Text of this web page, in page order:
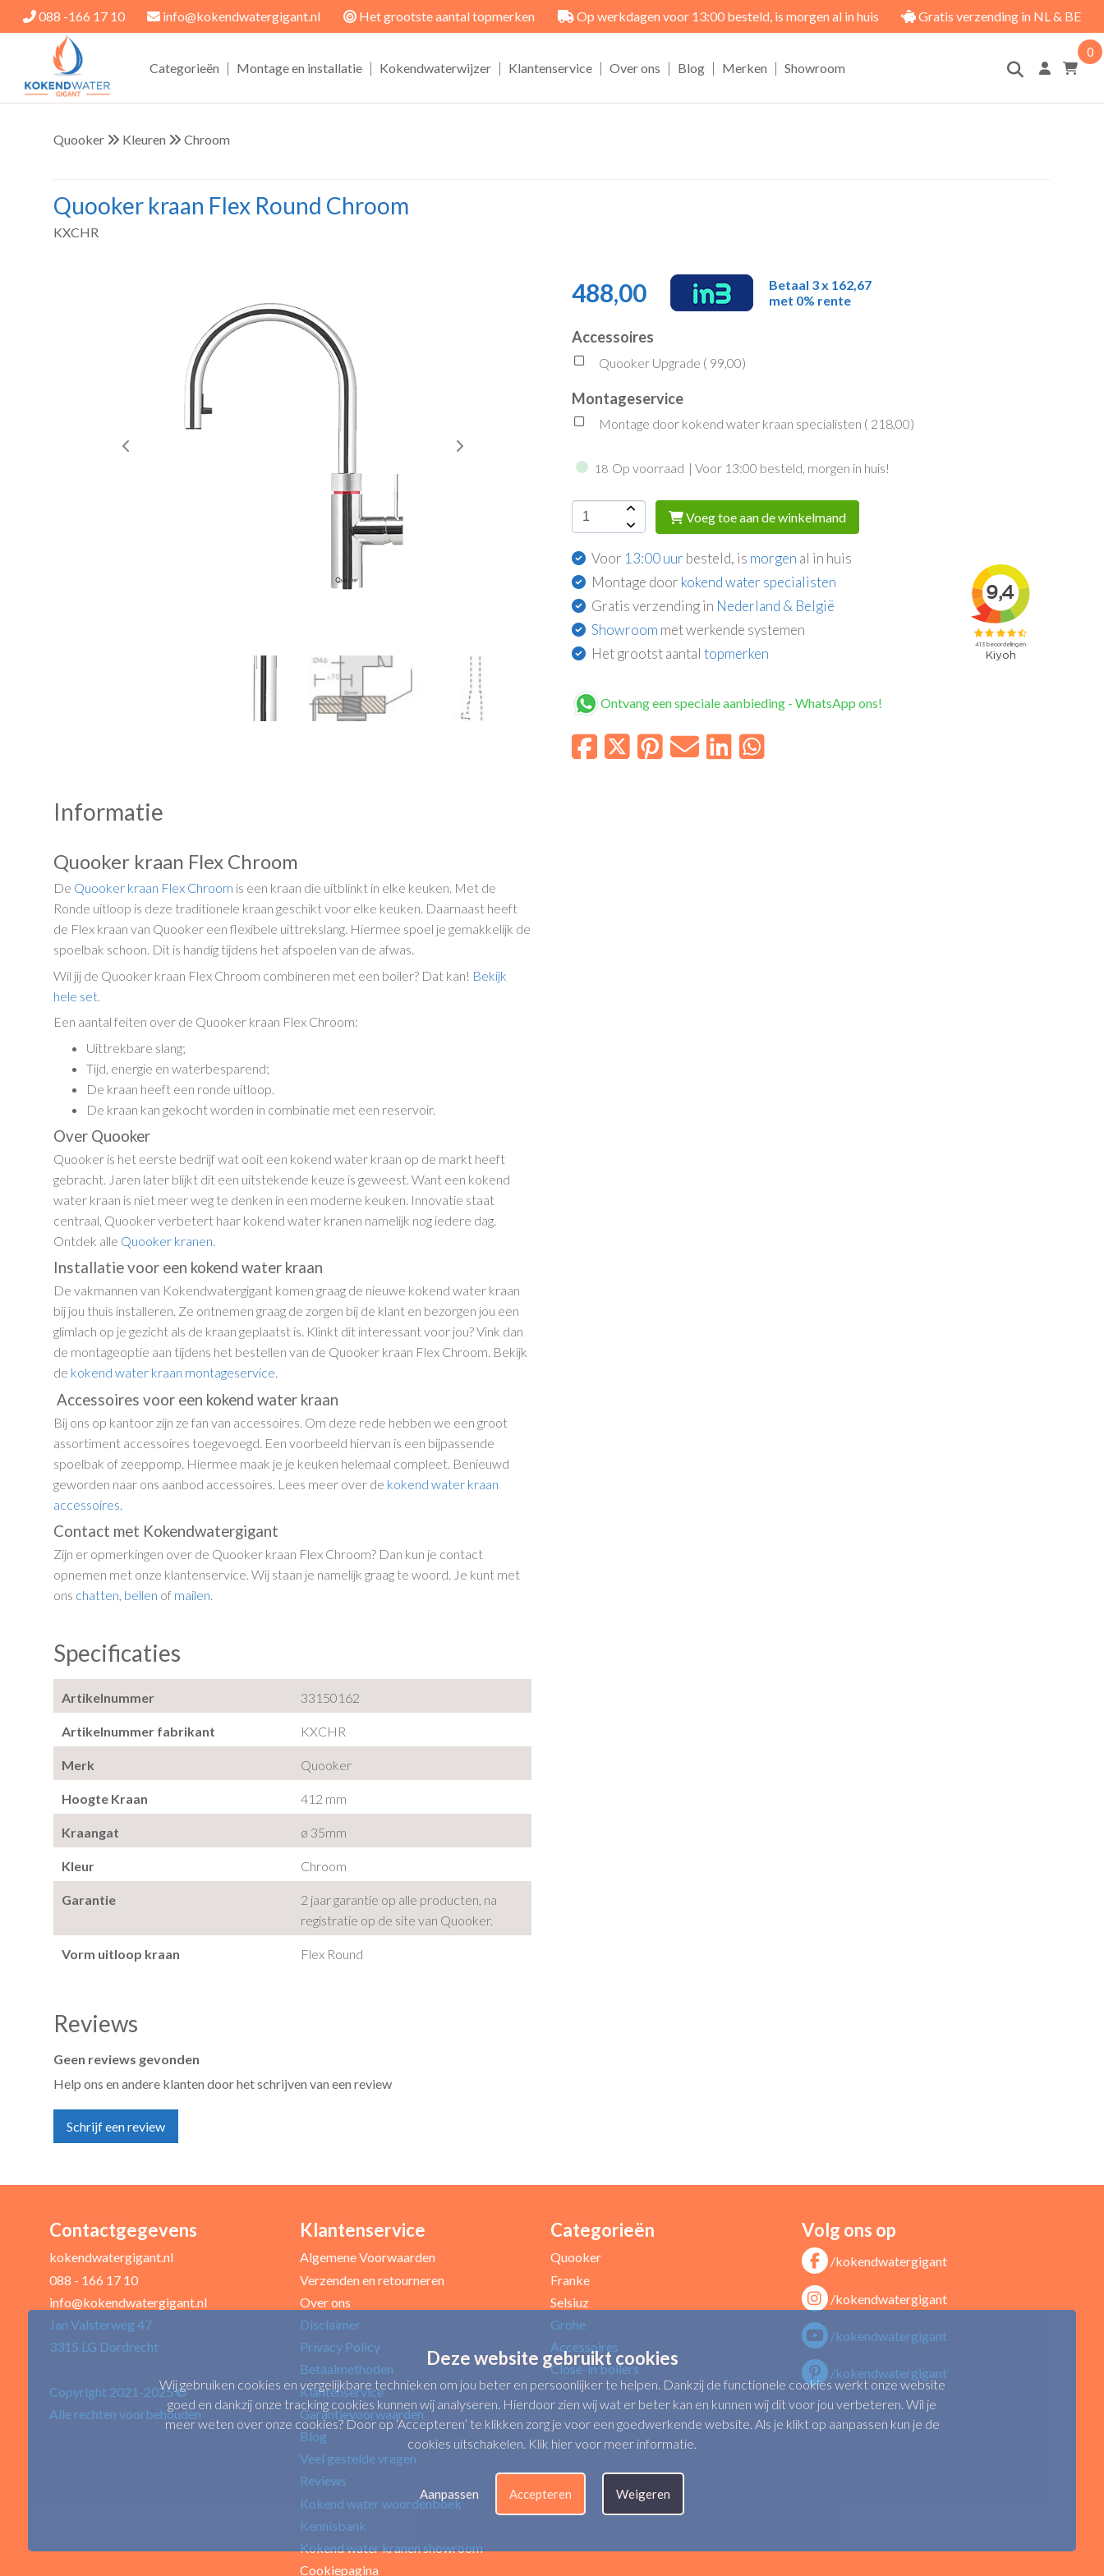
088 -166 17 10 info@kokendwatergigant.nl Het grootste aantal topmerken Op werkdagen voor 13:00 besteld, is morgen al in huis Gratis verzending in NL & BE
Categorieën | Montage en installatie | Kokendwaterwijzer | Klantenservice | Over ons | Blog | Merken | Showroom
0
Quooker Kleuren Chroom
Quooker kraan Flex Round Chroom
KXCHR
488,00
Betaal 3 x 162,67
met 0% rente
Accessoires
Quooker Upgrade ( 99,00)
Montageservice
Montage door kokend water kraan specialisten ( 218,00)
18 Op voorraad | Voor 13:00 besteld, morgen in huis!
Voeg toe aan de winkelmand
Voor 13:00 uur besteld, is morgen al in huis
Montage door kokend water specialisten
Gratis verzending in Nederland & België
Showroom met werkende systemen
Het grootst aantaltopmerken
Ontvang een speciale aanbieding - WhatsApp ons!
Informatie
Quooker kraan Flex Chroom
De Quooker kraan Flex Chroom is een kraan die uitblinkt in elke keuken. Met de
Ronde uitloop is deze traditionele kraan geschikt voor elke keuken. Daarnaast heeft
de Flex kraan van Quooker een flexibele uittrekslang. Hiermee spoel je gemakkelijk de
spoelbak schoon. Dit is handig tijdens het afspoelen van de afwas.
Wil jij de Quooker kraan Flex Chroom combineren met een boiler? Dat kan! Bekijk
hele set.
Een aantal feiten over de Quooker kraan Flex Chroom:
Uittrekbare slang;
Tijd, energie en waterbesparend;
De kraan heeft een ronde uitloop.
De kraan kan gekocht worden in combinatie met een reservoir.
Over Quooker
Quooker is het eerste bedrijf wat ooit een kokend water kraan op de markt heeft
gebracht. Jaren later blijkt dit een uitstekende keuze is geweest. Want een kokend
water kraan is niet meer weg te denken in een moderne keuken. Innovatie staat
centraal, Quooker verbetert haar kokend water kranen namelijk nog iedere dag.
Ontdek alle Quooker kranen.
Installatie voor een kokend water kraan
De vakmannen van Kokendwatergigant komen graag de nieuwe kokend water kraan
bij jou thuis installeren. Ze ontnemen graag de zorgen bij de klant en bezorgen jou een
glimlach op je gezicht als de kraan geplaatst is. Klinkt dit interessant voor jou? Vink dan
de montageoptie aan tijdens het bestellen van de Quooker kraan Flex Chroom. Bekijk
de kokend water kraan montageservice.
Accessoires voor een kokend water kraan
Bij ons op kantoor zijn ze fan van accessoires. Om deze rede hebben we een groot
assortiment accessoires toegevoegd. Een voorbeeld hiervan is een bijpassende
spoelbak of zeeppomp. Hiermee maak je je keuken helemaal compleet. Benieuwd
geworden naar ons aanbod accessoires. Lees meer over de kokend water kraan
accessoires.
Contact met Kokendwatergigant
Zijn er opmerkingen over de Quooker kraan Flex Chroom? Dan kun je contact
opnemen met onze klantenservice. Wij staan je namelijk graag te woord. Je kunt met
ons chatten, bellen of mailen.
Specificaties
Artikelnummer 33150162
Artikelnummer fabrikant KXCHR
Merk Quooker
Hoogte Kraan 412 mm
Kraangat ø 35mm
Kleur Chroom
Garantie
2 jaar garantie op alle producten, na
registratie op de site van Quooker.
Vorm uitloop kraan Flex Round
Reviews
Geen reviews gevonden
Help ons en andere klanten door het schrijven van een review
Schrijf een review
Uw naam * Uw e-mailadres *
Uw recensie *
Contactgegevens
kokendwatergigant.nl
088 - 166 17 10
info@kokendwatergigant.nl
Jan Valsterweg 47
3315 LG Dordrecht
Copyright 2021-2025 ©
Alle rechten voorbehouden
Klantenservice
Algemene Voorwaarden
Verzenden en retourneren
Over ons
Disclaimer
Privacy Policy
Betaalmethoden
Klantenservice
Garantievoorwaarden
Blog
Veel gestelde vragen
Reviews
Kokend water woordenboek
Kennisbank
Kokend water kranen showroom
Cookiepagina
Categorieën
Quooker
Franke
Selsiuz
Grohe
Accessoires
Close-in boilers
Volg ons op
/kokendwatergigant
/kokendwatergigant
/kokendwatergigant
/kokendwatergigant
Deze website gebruikt cookies
Wij gebruiken cookies en vergelijkbare technieken om jou beter en persoonlijker te helpen. Dankzij de functionele cookies werkt onze website
goed en dankzij onze tracking cookies kunnen wij analyseren. Hierdoor zien wij wat er beter kan en kunnen wij dit voor jou verbeteren. Wil je
meer weten over onze cookies? Door op ‘Accepteren’ te klikken zorg je voor een goedwerkende website. Als je klikt op aanpassen kun je de
cookies uitschakelen. Klik hier voor meer informatie.
Aanpassen Accepteren Weigeren